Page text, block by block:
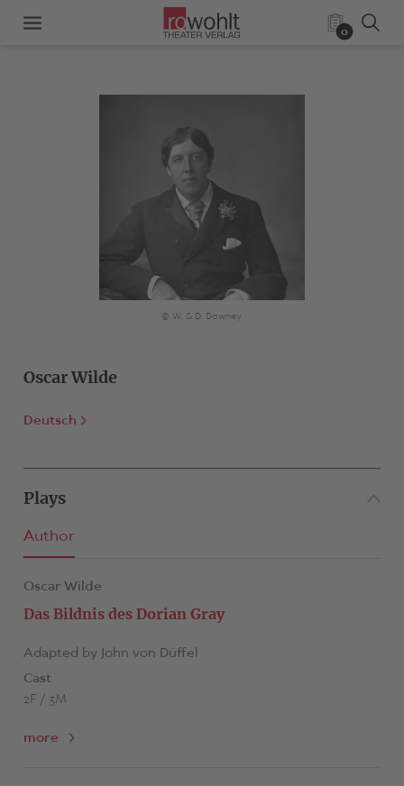
0
© W. & D. Downey
Oscar Wilde
Deutsch
Plays
Author
Oscar Wilde
Das Bildnis des Dorian Gray
Adapted by John von Düffel
Cast
2F / 3M
more